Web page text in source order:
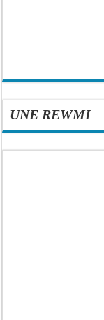
UNE REWMI